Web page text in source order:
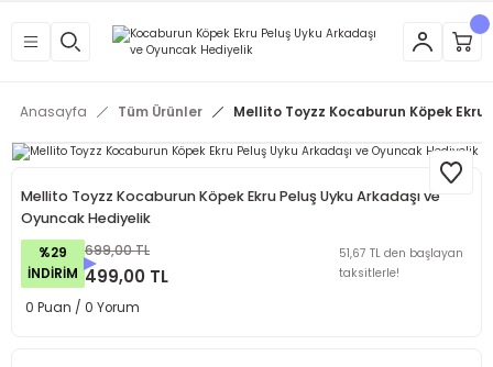
Anasayfa Tüm Ürünler Mellito Toyzz Kocaburun Köpek Ekru
Mellito Toyzz Kocaburun Köpek Ekru Peluş Uyku Arkadaşı ve
Oyuncak Hediyelik
%29
İNDİRİM
699,00 TL
499,00 TL
51,67 TL den başlayan
taksitlerle!
0 Puan / 0 Yorum